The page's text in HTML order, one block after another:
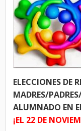
ELECCIONES DE
MADRES/
ALUMNADO EN
¡EL 22 DE